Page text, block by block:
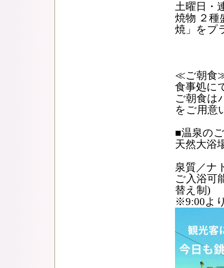
土曜日・
焼物 ２種
焼」をプ
≪ご朝食
食事処に
ご朝食は
をご用意
■温泉の
天然大浴
泉質／ナ
ご入浴可
替え制)
※9:00よ